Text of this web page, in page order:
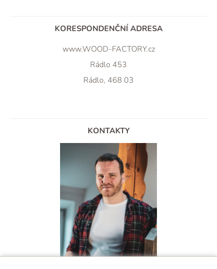
KORESPONDENČNÍ ADRESA
www.WOOD-FACTORY.cz
Rádlo 453
Rádlo, 468 03
KONTAKTY